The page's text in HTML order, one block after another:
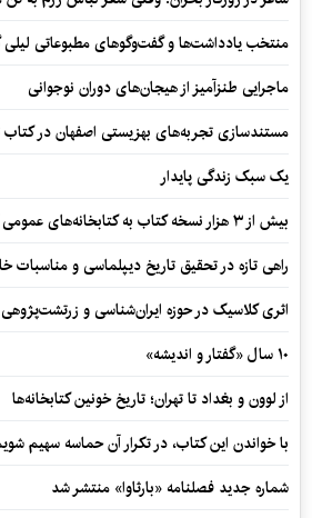
منتخب یادداشت‌ها و گفت‌وگوهای مطبوعاتی
ماجرایی طنزآمیز از هیجان‌های دوران نوجوانی
مستندسازی تجربه‌های بهزیستی اصفهان در کتاب
یک سبک زندگی پایدار
بیش از ۳ هزار نسخه کتاب به کتابخانه‌های عمومی کردستان اختصاص یافت
راهی تازه در تحقیق تاریخ دیپلماسی و مناسبات
اثری کلاسیک در حوزه ایران‌شناسی و زرتشت‌پژوهی
۱۰ سال «گفتار و اندیشه»
از لوون و بغداد تا تهران؛ تاریخ خونین کتابخانه‌ها
با خواندن این کتاب، در تکرار آن حماسه سهیم
شماره جدید فصلنامه «بارثاوا» منتشر شد